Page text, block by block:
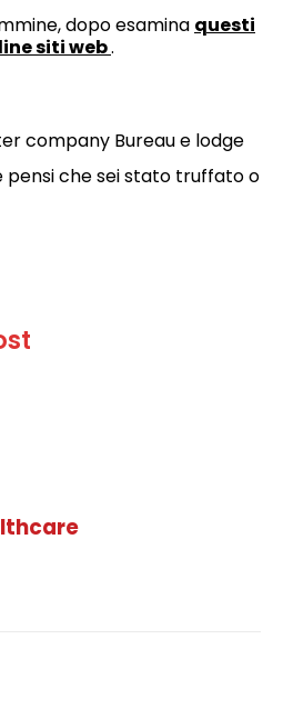
dopo esamina questi
siti web.
company Bureau e lodge
pensi che sei stato truffato o